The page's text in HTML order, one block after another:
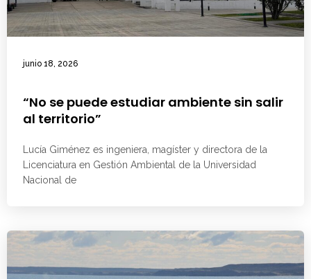
junio 18, 2026
“No se puede estudiar ambiente sin salir
al territorio”
Lucía Giménez es ingeniera, magíster y directora de la
Licenciatura en Gestión Ambiental de la Universidad
Nacional de